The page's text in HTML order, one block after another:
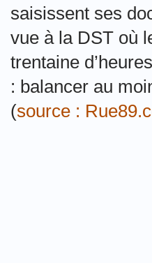
saisissent ses
vue à la DST où
trentaine
: balancer au
(source :